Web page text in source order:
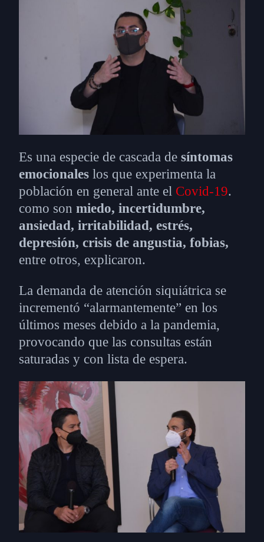
Es una especie de cascada de síntomas
emocionales los que experimenta la
población en general ante el Covid-19.
como son miedo, incertidumbre,
ansiedad, irritabilidad, estrés,
depresión, crisis de angustia, fobias,
entre otros, explicaron.
La demanda de atención siquiátrica se
incrementó “alarmantemente” en los
últimos meses debido a la pandemia,
provocando que las consultas están
saturadas y con lista de espera.